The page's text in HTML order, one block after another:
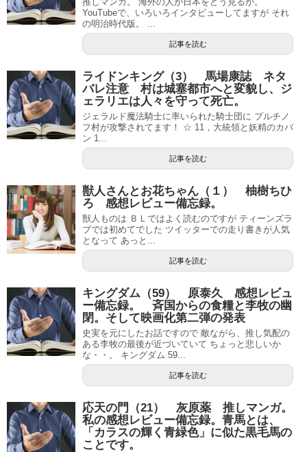
YouTubeで、いろいろインタビューしてますが それ
の明治時代版。 ...
記事を読む
ライドンキング（3） 馬場康誌 ネタ
バレ注意 村は城塞都市へと変貌し、ジ
ェラリエは人々を守って死亡。
ジェラルド魔法騎士に率いられた騎士団に プルチノ
フ村が攻撃されてます！ ☆ 11，大統領と妖精のカバ
ン 1...
記事を読む
獣人さんとお花ちゃん（１） 柚樹ちひ
ろ 感想レビュー備忘録。
獣人ものは ＢＬではよく読むのですが ティーンズラ
ブでは初めてでした ツイッターでの走り書きが人気
となって あっと...
記事を読む
キングダム（59） 原泰久 感想レビュ
ー備忘録。 斉国からの食糧と李牧の幽
閉。そして映画化第二弾の発表
史実を元にしたお話ですので 敵ながら、推し気配の
ある李牧の最後が近づいていて ちょっと悲しいか
な・・。 キングダム 59...
記事を読む
応天の門（21） 灰原薬 推しマンガ。
私の感想レビュー備忘録。青馬とは、
「カラスの輝く青緑色」に似た黒毛馬の
ことです。